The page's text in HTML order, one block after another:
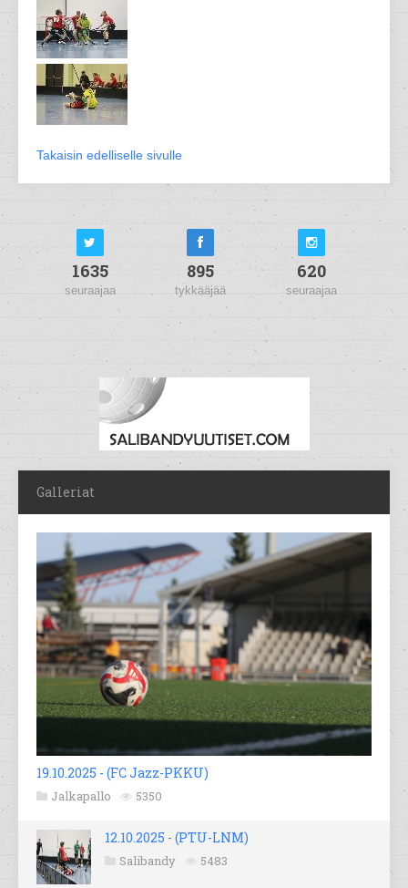
Takaisin edelliselle sivulle
1635
seuraajaa
895
tykkääjää
620
seuraajaa
Galleriat
19.10.2025 - (FC Jazz-PKKU)
Jalkapallo 5350
12.10.2025 - (PTU-LNM)
Salibandy 5483